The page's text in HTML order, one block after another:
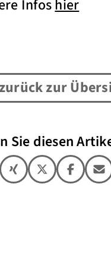
Infoshier
zurück zur
Sie diesen